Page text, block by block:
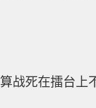
死在擂台上不